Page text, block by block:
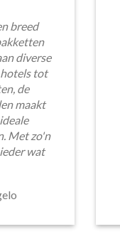
breed
diverse
tot
de
maakt
Met zo'n
wat